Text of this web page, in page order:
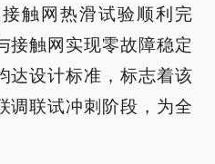
触网热滑试验顺利完
接触网实现零故障稳定
达设计标准，标志着该
调联试冲刺阶段，为全